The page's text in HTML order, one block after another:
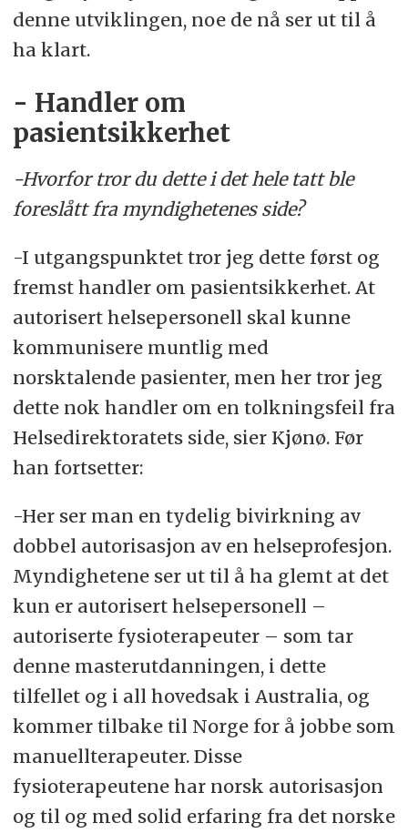
tilleggskravforskriften § 7 andre
ledd.
Kilde: Helsedirektoratet
til Kompetanse Norge (tidligere VOX)
med B2 på alle delprøver.
Du kan alternativt dokumentere
kunnskap og ferdighet i norsk,
svensk eller dansk på tilsvarende
nivå.»
Kilde : Helsedirektoratet.
denne utviklingen, noe de nå ser ut til å
ha klart.
- Handler om
pasientsikkerhet
-Hvorfor tror du dette i det hele tatt ble
foreslått fra myndighetenes side?
-I utgangspunktet tror jeg dette først og
fremst handler om pasientsikkerhet. At
autorisert helsepersonell skal kunne
kommunisere muntlig med
norsktalende pasienter, men her tror jeg
dette nok handler om en tolkningsfeil fra
Helsedirektoratets side, sier Kjønø. Før
han fortsetter:
-Her ser man en tydelig bivirkning av
dobbel autorisasjon av en helseprofesjon.
Myndighetene ser ut til å ha glemt at det
kun er autorisert helsepersonell –
autoriserte fysioterapeuter – som tar
denne masterutdanningen, i dette
tilfellet og i all hovedsak i Australia, og
kommer tilbake til Norge for å jobbe som
manuellterapeuter. Disse
fysioterapeutene har norsk autorisasjon
og til og med solid erfaring fra det norske